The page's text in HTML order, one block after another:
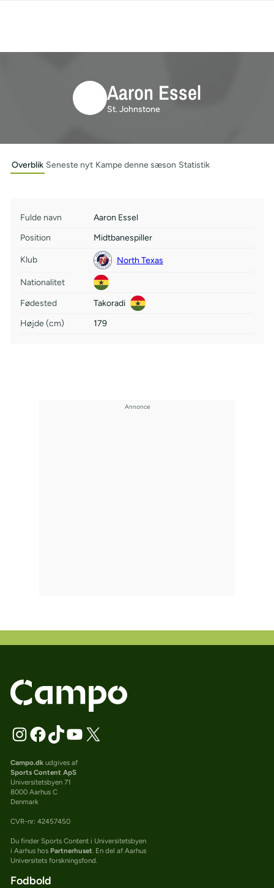
Aaron Essel
St. Johnstone
Overblik Seneste nyt Kampe denne sæson Statistik
Fulde navn
Aaron Essel
Position
Midtbanespiller
Klub North Texas
Nationalitet
Fødested
Takoradi
Højde (cm)
179
Campo.dkudgives af
Sports Content ApS
Universitetsbyen 71
8000 Aarhus C
Denmark
CVR-nr: 42457450
Du finder Sports Content i Universitetsbyen
i Aarhus hos Partnerhuset. En del af Aarhus
Universitets forskningsfond.
Fodbold